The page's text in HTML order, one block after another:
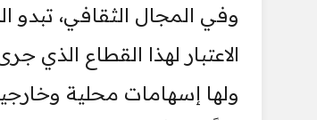
وفي المجال الثقافي، تبدو
الاعتبار لهذا القطاع الذي
ولها إسهامات محلية